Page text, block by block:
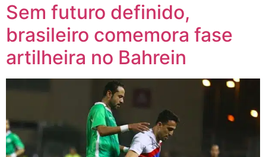
Sem futuro definido,
brasileiro comemora fase
artilheira no Bahrein